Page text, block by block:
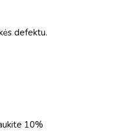
defektu.
10%